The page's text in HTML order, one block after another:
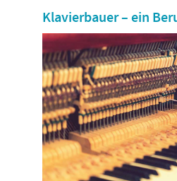
Klavierbauer – ein